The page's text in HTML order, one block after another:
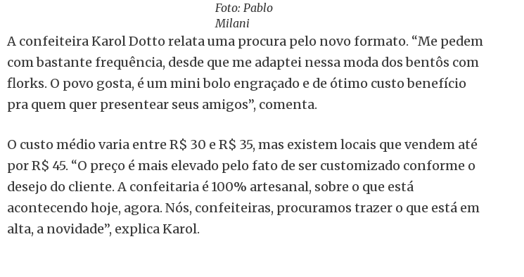
Foto: Pablo
Milani
A confeiteira Karol Dotto relata uma procura pelo novo formato. “Me pedem
com bastante frequência, desde que me adaptei nessa moda dos bentôs com
florks. O povo gosta, é um mini bolo engraçado e de ótimo custo benefício
pra quem quer presentear seus amigos”, comenta.
O custo médio varia entre R$ 30 e R$ 35, mas existem locais que vendem até
por R$ 45. “O preço é mais elevado pelo fato de ser customizado conforme o
desejo do cliente. A confeitaria é 100% artesanal, sobre o que está
acontecendo hoje, agora. Nós, confeiteiras, procuramos trazer o que está em
alta, a novidade”, explica Karol.